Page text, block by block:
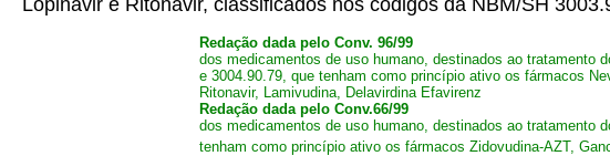
Lopinavir e Ritonavir, classificados nos códigos da NBM/SH
Redação dada pelo Conv. 96/99
dos medicamentos de uso humano, destinados ao tratamento
e 3004.90.79, que tenham como princípio ativo os fármacos
Ritonavir, Lamivudina, Delavirdina Efavirenz
Redação dada pelo Conv.66/99
dos medicamentos de uso humano, destinados ao tratamento
tenham como princípio ativo os fármacos Zidovudina-AZT,